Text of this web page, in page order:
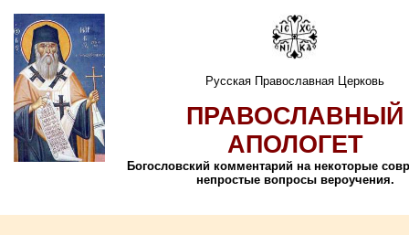
Русская Православная Церковь
ПРАВОСЛАВНЫЙ
АПОЛОГЕТ
Богословский комментарий на некоторые
непростые вопросы вероучения.